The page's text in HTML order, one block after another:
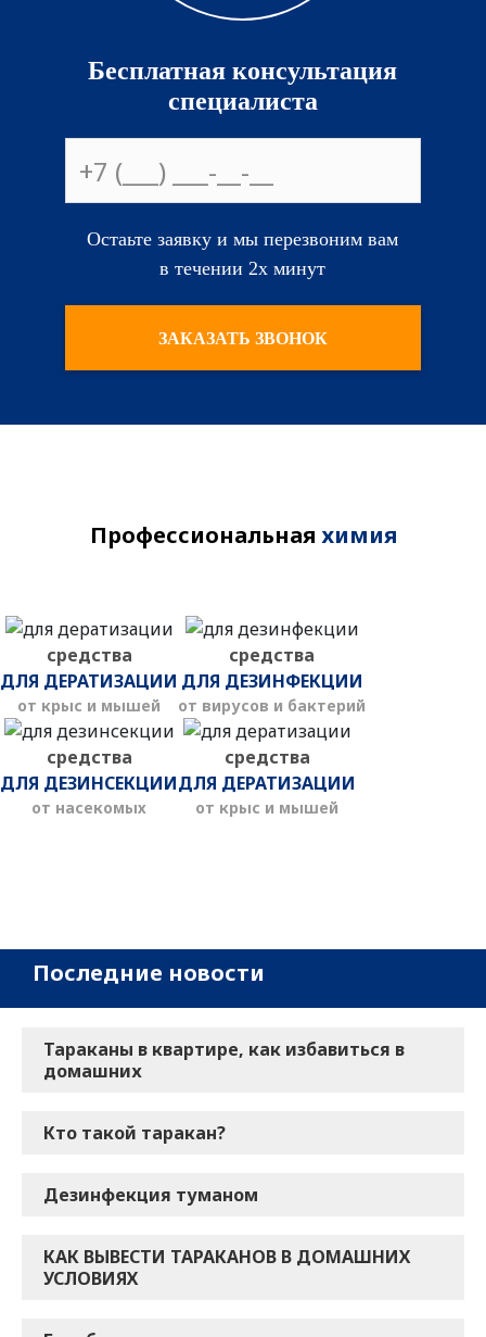
Бесплатная консультация
специалиста
Остаьте заявку и мы перезвоним вам
в течении 2х минут
ЗАКАЗАТЬ ЗВОНОК
Профессиональная химия
средства
ДЛЯ ДЕРАТИЗАЦИИ
от крыс и мышей
средства
ДЛЯ ДЕЗИНФЕКЦИИ
от вирусов и бактерий
средства
ДЛЯ ДЕЗИНСЕКЦИИ
от насекомых
средства
ДЛЯ ДЕРАТИЗАЦИИ
от крыс и мышей
Последние новости
Тараканы в квартире, как избавиться в
домашних
Кто такой таракан?
Дезинфекция туманом
КАК ВЫВЕСТИ ТАРАКАНОВ В ДОМАШНИХ
УСЛОВИЯХ